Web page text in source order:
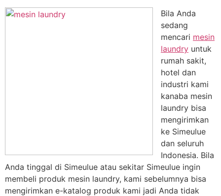
Bila Anda
sedang
mencari mesin
laundry untuk
rumah sakit,
hotel dan
industri kami
kanaba mesin
laundry bisa
mengirimkan
ke Simeulue
dan seluruh
Indonesia. Bila
Anda tinggal di Simeulue atau sekitar Simeulue ingin
membeli produk mesin laundry, kami sebelumnya bisa
mengirimkan e-katalog produk kami jadi Anda tidak